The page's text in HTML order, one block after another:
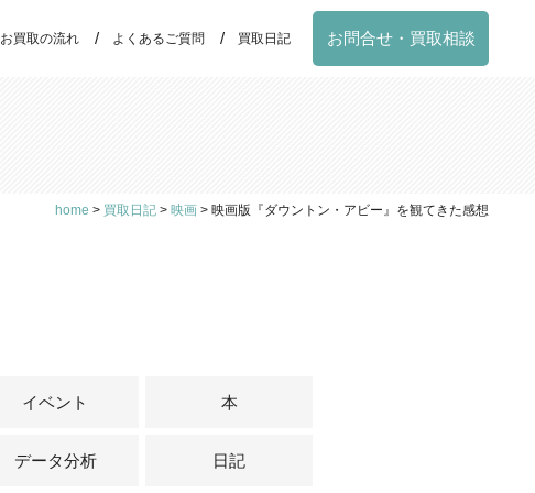
お買取の流れ よくあるご質問 買取日記 お問合せ・買取相談
home > 買取日記 > 映画 > 映画版『ダウントン・アビー』を観てきた感想
イベント 本
データ分析 日記